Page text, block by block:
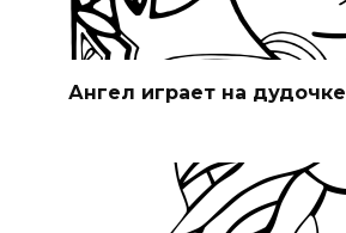
Ангел играет на дудочке